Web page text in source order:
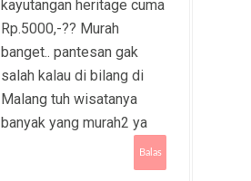
kayutangan heritage cuma
Rp.5000,-?? Murah
banget.. pantesan gak
salah kalau di bilang di
Malang tuh wisatanya
banyak yang murah2 ya
Balas